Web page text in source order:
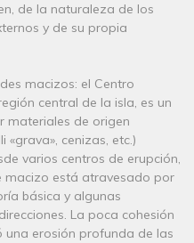
de la naturaleza de los
y de su propia
macizos: el Centro
central de la isla, es un
de origen
«grava», cenizas, etc.)
varios centros de erupción,
macizo está atravesado por
básica y algunas
La poca cohesión
erosión profunda de las